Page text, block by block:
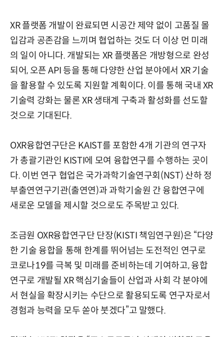
XR 플랫폼 개발이 완료되면 시공간 제약 없이 고품질 몰
입감과 공존감을 느끼며 협업하는 것도 더 이상 먼 미래
의 일이 아니다. 개발되는 XR 플랫폼은 개방형으로 완성
되어, 오픈 API 등을 통해 다양한 산업 분야에서 XR 기술
을 활용할 수 있도록 지원할 계획이다. 이를 통해 국내 XR
기술력 강화는 물론 XR 생태계 구축과 활성화를 선도할
것으로 기대된다.
OXR융합연구단은 KAIST를 포함한 4개 기관의 연구자
가 총괄기관인 KISTI에 모여 융합연구를 수행하는 곳이
다. 이번 연구 협업은 국가과학기술연구회(NST) 산하 정
부출연연구기관(출연연)과 과학기술원 간 융합연구에
새로운 모델을 제시할 것으로도 주목받고 있다.
조금원 OXR융합연구단 단장(KISTI 책임연구원)은 “다양
한 기술 융합을 통해 한계를 뛰어넘는 도전적인 연구로
코로나19를 극복 및 미래를 준비하는데 기여하고, 융합
연구로 개발될 XR 핵심기술들이 산업과 사회 각 분야에
서 현실을 확장시키는 수단으로 활용되도록 연구자로서
경험과 능력을 모두 쏟아 붓겠다”고 말했다.